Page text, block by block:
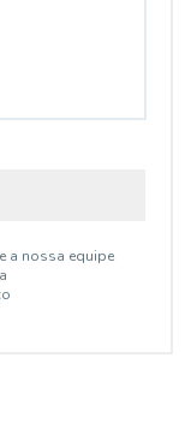
a nossa equipe